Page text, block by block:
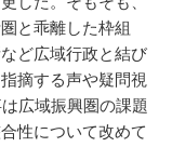
と乖離した枠組
ど広域行政と結び
摘する声や疑問視
広域振興圏の課題
性について改めて